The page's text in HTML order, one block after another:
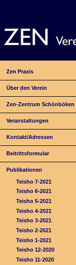
Zen Praxis
Über den Verein
Zen-Zentrum Schönböken
Veranstaltungen
Kontakt/Adressen
Beitrittsformular
Publikationen
Teisho 7-2021
Teisho 6-2021
Teisho 5-2021
Teisho 4-2021
Teisho 3-2021
Teisho 2-2021
Teisho 1-2021
Teisho 12-2020
Teisho 11-2020